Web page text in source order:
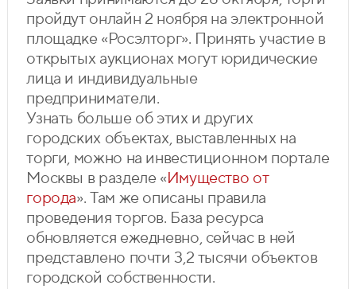
пройдут онлайн 2 ноября на электронной
площадке «Росэлторг». Принять участие в
открытых аукционах могут юридические
лица и индивидуальные
предприниматели.
Узнать больше об этих и других
городских объектах, выставленных на
торги, можно на инвестиционном портале
Москвы в разделе «Имущество от
города». Там же описаны правила
проведения торгов. База ресурса
обновляется ежедневно, сейчас в ней
представлено почти 3,2 тысячи объектов
городской собственности.